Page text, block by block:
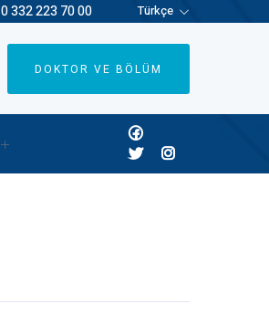
0 332 223 70 00 Türkçe
DOKTOR VE BÖLÜM